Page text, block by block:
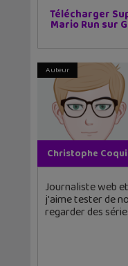
Télécharger
Mario Run sur
Auteur
Christophe
Journaliste web
j'aime tester de
regarder des